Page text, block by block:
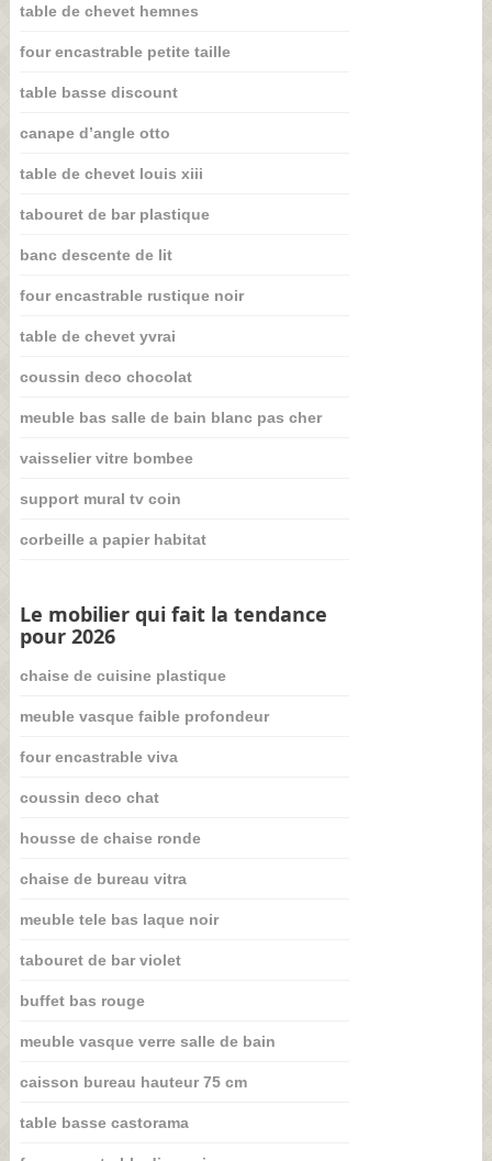
table de chevet hemnes
four encastrable petite taille
table basse discount
canape d’angle otto
table de chevet louis xiii
tabouret de bar plastique
banc descente de lit
four encastrable rustique noir
table de chevet yvrai
coussin deco chocolat
meuble bas salle de bain blanc pas cher
vaisselier vitre bombee
support mural tv coin
corbeille a papier habitat
Le mobilier qui fait la tendance
pour 2026
chaise de cuisine plastique
meuble vasque faible profondeur
four encastrable viva
coussin deco chat
housse de chaise ronde
chaise de bureau vitra
meuble tele bas laque noir
tabouret de bar violet
buffet bas rouge
meuble vasque verre salle de bain
caisson bureau hauteur 75 cm
table basse castorama